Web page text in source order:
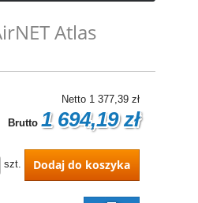
Atlas
Netto 1 377,39 zł
Brutto 1 694,19 zł
szt. Dodaj do koszyka